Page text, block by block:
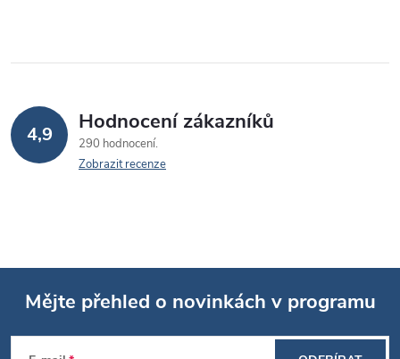
k
v
ý
4,9 Hodnocení zákazníků
290 hodnocení
Zobrazit recenze
Z
Mějte přehled o novinkách v programu